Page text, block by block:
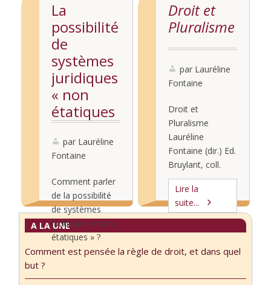
La
possibilité
de
systèmes
juridiques
« non
étatiques
»
par Lauréline
Fontaine
Comment parler
de la possibilité
de systèmes
juridiques « non
étatiques » ?
Eléments de
réflexion autour
Droit et
Pluralisme
par Lauréline
Fontaine
Droit et
Pluralisme
Lauréline
Fontaine (dir.) Ed.
Bruylant, coll.
Droit et Justice,
n°76, 2008 Cet
ouvrage est issu
d’un colloque qui
s’est tenu à
l’Université de
l’année 2006. Ce
Lire la
suite...
A LA UNE
Comment est pensée la règle de droit, et dans quel
but ?